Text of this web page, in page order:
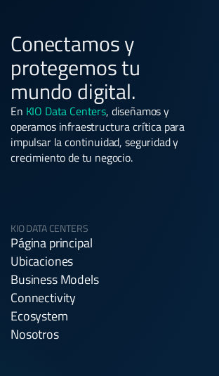
Conectamos y
protegemos tu
mundo digital.
En KIO Data Centers, diseñamos y
operamos infraestructura crítica para
impulsar la continuidad, seguridad y
crecimiento de tu negocio.
KIO DATA CENTERS
Página principal
Ubicaciones
Business Models
Connectivity
Ecosystem
Nosotros